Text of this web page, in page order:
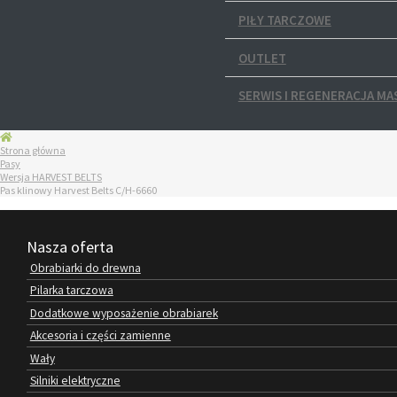
PIŁY TARCZOWE
OUTLET
SERWIS I REGENERACJA
Strona główna
Pasy
Wersja HARVEST BELTS
Pas klinowy Harvest Belts C/H-6660
Nasza oferta
Obrabiarki do drewna
Pilarka tarczowa
Dodatkowe wyposażenie obrabiarek
Akcesoria i części zamienne
Wały
Silniki elektryczne